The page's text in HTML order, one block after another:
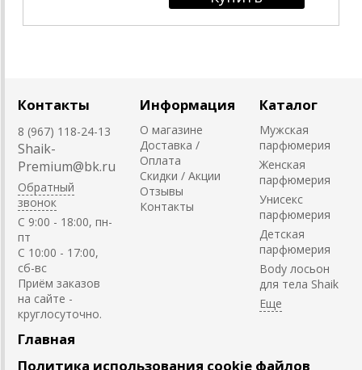
Контакты
8 (967) 118-24-13
Shaik-
Premium@bk.ru
Обратный
звонок
C 9:00 - 18:00, пн-
пт
С 10:00 - 17:00,
сб-вс
Приём заказов
на сайте -
круглосуточно.
Информация
О магазине
Доставка /
Оплата
Скидки / Акции
Отзывы
Контакты
Каталог
Мужская
парфюмерия
Женская
парфюмерия
Унисекс
парфюмерия
Детская
парфюмерия
Body лосьон
для тела Shaik
Главная
Политика использования cookie файлов